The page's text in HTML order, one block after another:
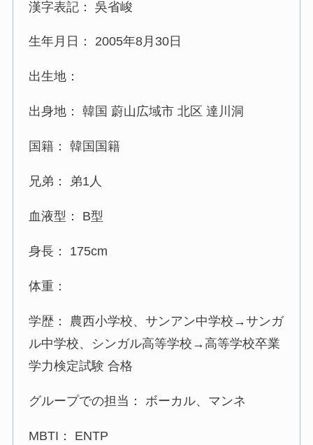
漢字表記： 吳省峻
生年月日： 2005年8月30日
出生地：
出身地： 韓国 蔚山広域市 北区 達川洞
国籍： 韓国国籍
兄弟： 弟1人
血液型： B型
身長： 175cm
体重：
学歴： 農西小学校、サンアン中学校→サンガ
ル中学校、シンガル高等学校→高等学校卒業
学力検定試験 合格
グループでの担当： ボーカル、マンネ
MBTI： ENTP